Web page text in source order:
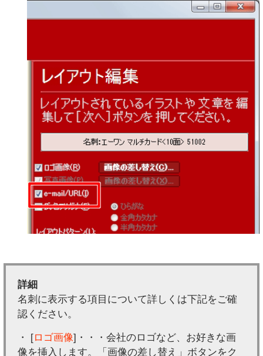
詳細
名刺に表示する項目について詳しくは下記をご確
認ください。
・ [ロゴ画像]・・・会社のロゴなど、お好きな画
像を挿入します。「画像の差し替え」ボタンをク